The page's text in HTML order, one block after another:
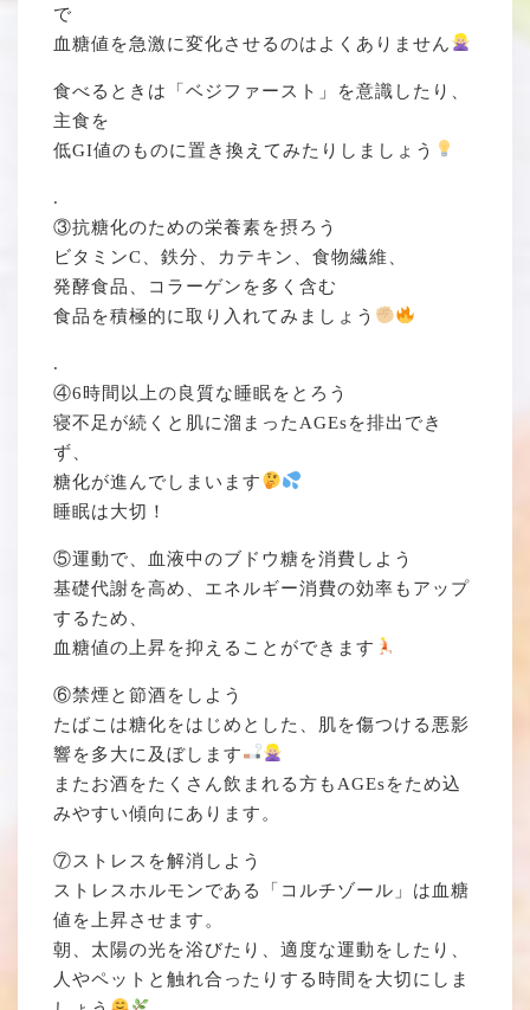
で
血糖値を急激に変化させるのはよくありません
食べるときは「ベジファースト」を意識したり、
主食を
低GI値のものに置き換えてみたりしましょう
.
③抗糖化のための栄養素を摂ろう
ビタミンC、鉄分、カテキン、食物繊維、
発酵食品、コラーゲンを多く含む
食品を積極的に取り入れてみましょう
.
④6時間以上の良質な睡眠をとろう
寝不足が続くと肌に溜まったAGEsを排出でき
ず、
糖化が進んでしまいます
睡眠は大切！
⑤運動で、血液中のブドウ糖を消費しよう
基礎代謝を高め、エネルギー消費の効率もアップ
するため、
血糖値の上昇を抑えることができます
⑥禁煙と節酒をしよう
たばこは糖化をはじめとした、肌を傷つける悪影
響を多大に及ぼします
またお酒をたくさん飲まれる方もAGEsをため込
みやすい傾向にあります。
⑦ストレスを解消しよう
ストレスホルモンである「コルチゾール」は血糖
値を上昇させます。
朝、太陽の光を浴びたり、適度な運動をしたり、
人やペットと触れ合ったりする時間を大切にしま